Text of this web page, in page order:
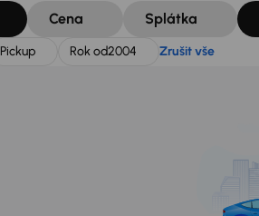
Cena Splátka
Pickup Rok od2004 Zrušit vše